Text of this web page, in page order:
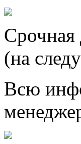
Срочная
(на
Всю